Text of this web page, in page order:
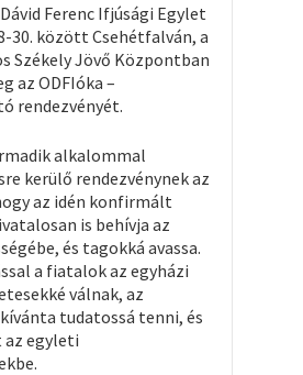
Ferenc Ifjúsági Egylet
30. között Csehétfalván, a
Székely Jövő Központban
az ODFIóka –
rendezvényét.
alkalommal
kerülő rendezvénynek az
az idén konfirmált
is behívja az
és tagokká avassa.
a fiatalok az egyházi
válnak, az
tudatossá tenni, és
az egyleti